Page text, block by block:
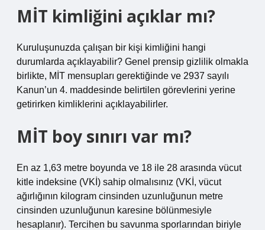
MİT kimliğini açıklar mı?
Kuruluşunuzda çalışan bir kişi kimliğini hangi
durumlarda açıklayabilir? Genel prensip gizlilik olmakla
birlikte, MİT mensupları gerektiğinde ve 2937 sayılı
Kanun’un 4. maddesinde belirtilen görevlerini yerine
getirirken kimliklerini açıklayabilirler.
MİT boy sınırı var mı?
En az 1,63 metre boyunda ve 18 ile 28 arasında vücut
kitle indeksine (VKİ) sahip olmalısınız (VKİ, vücut
ağırlığının kilogram cinsinden uzunluğunun metre
cinsinden uzunluğunun karesine bölünmesiyle
hesaplanır). Tercihen bu savunma sporlarından biriyle